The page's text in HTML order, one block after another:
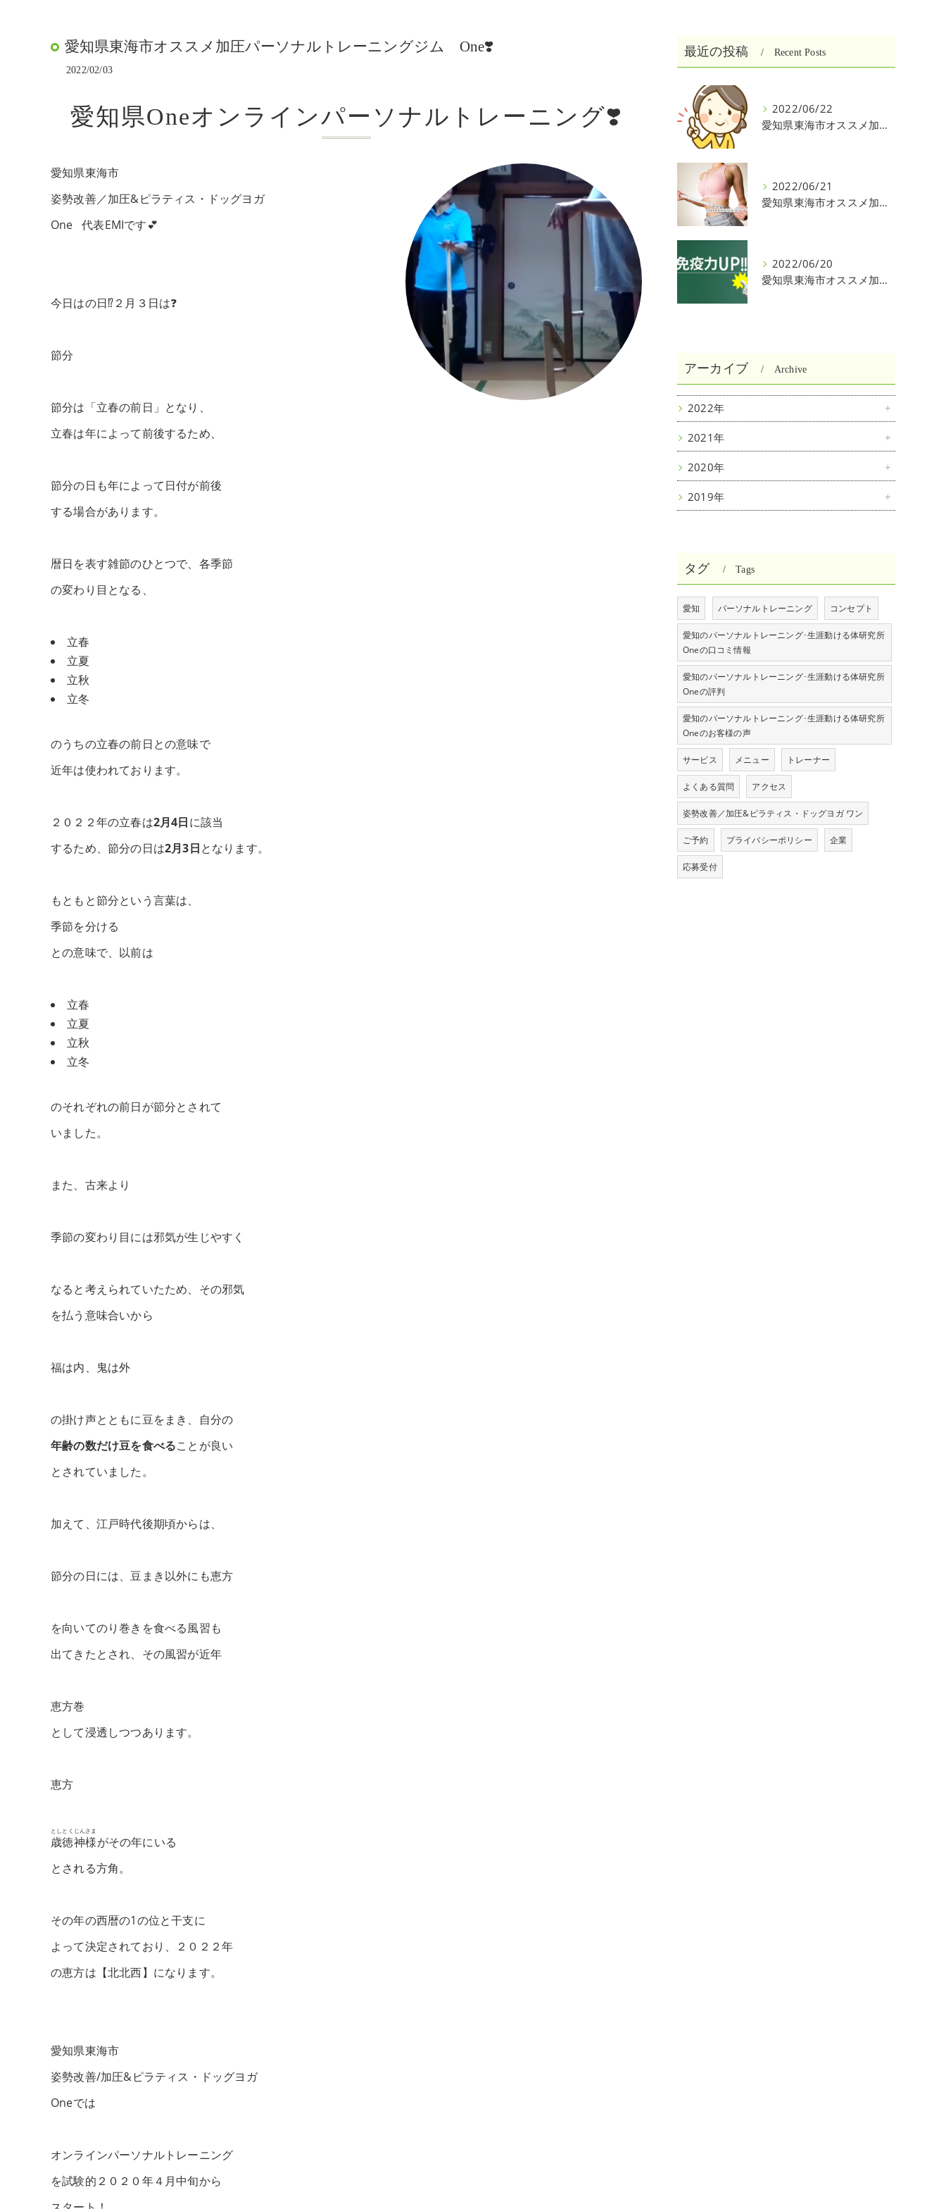
愛知県東海市オススメ加圧パーソナルトレーニングジム One❣️
2022/02/03
愛知県Oneオンラインパーソナルトレーニング❣️
愛知県東海市
姿勢改善／加圧&ピラティス・ドッグヨガ
One 代表EMIです💕
今日はの日⁉️２月３日は❓
節分
節分は「立春の前日」となり、
立春は年によって前後するため、
節分の日も年によって日付が前後
する場合があります。
暦日を表す雑節のひとつで、各季節
の変わり目となる、
立春
立夏
立秋
立冬
のうちの立春の前日との意味で
近年は使われております。
２０２２年の立春は2月4日に該当
するため、節分の日は2月3日となります。
もともと節分という言葉は、
季節を分ける
との意味で、以前は
立春
立夏
立秋
立冬
のそれぞれの前日が節分とされて
いました。
また、古来より
季節の変わり目には邪気が生じやすく
なると考えられていたため、その邪気
を払う意味合いから
福は内、鬼は外
の掛け声とともに豆をまき、自分の
年齢の数だけ豆を食べることが良い
とされていました。
加えて、江戸時代後期頃からは、
節分の日には、豆まき以外にも恵方
を向いてのり巻きを食べる風習も
出てきたとされ、その風習が近年
恵方巻
として浸透しつつあります。
恵方
歳徳神様
としとくじんさま
がその年にいる
とされる方角。
その年の西暦の1の位と干支に
よって決定されており、２０２２年
の恵方は【北北西】になります。
愛知県東海市
姿勢改善/加圧&ピラティス・ドッグヨガ
Oneでは
オンラインパーソナルトレーニング
を試験的２０２０年４月中旬から
最近の投稿 Recent Posts
2022/06/22
愛知県東海市オススメ加圧パーソナルトレーニングジム One❣️
2022/06/21
愛知県東海市オススメ加圧パーソナルトレーニングジム One❣️
2022/06/20
愛知県東海市オススメ加圧パーソナルトレーニングジム One❣️
アーカイブ Archive
2022年
2021年
2020年
2019年
タグ Tags
愛知 パーソナルトレーニング コンセプト
愛知のパーソナルトレーニング･生涯動ける体研究所
Oneの口コミ情報
愛知のパーソナルトレーニング･生涯動ける体研究所
Oneの評判
愛知のパーソナルトレーニング･生涯動ける体研究所
Oneのお客様の声
サービス メニュー トレーナー
よくある質問 アクセス
姿勢改善／加圧&ピラティス・ドッグヨガ ワン
ご予約 プライバシーポリシー 企業
応募受付